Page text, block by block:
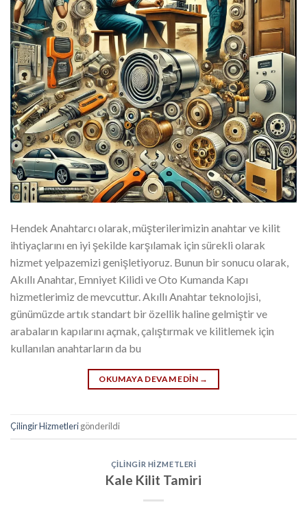
Hendek Anahtarcı olarak, müşterilerimizin anahtar ve kilit
ihtiyaçlarını en iyi şekilde karşılamak için sürekli olarak
hizmet yelpazemizi genişletiyoruz. Bunun bir sonucu olarak,
Akıllı Anahtar, Emniyet Kilidi ve Oto Kumanda Kapı
hizmetlerimiz de mevcuttur. Akıllı Anahtar teknolojisi,
günümüzde artık standart bir özellik haline gelmiştir ve
arabaların kapılarını açmak, çalıştırmak ve kilitlemek için
kullanılan anahtarların da bu
OKUMAYA DEVAM EDIN →
Çilingir Hizmetlerigönderildi
ÇILINGIR HIZMETLERI
Kale Kilit Tamiri